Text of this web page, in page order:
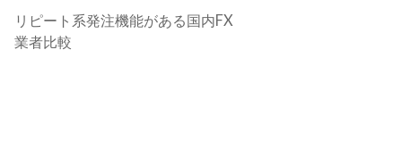
リピート系発注機能がある国内FX
業者比較